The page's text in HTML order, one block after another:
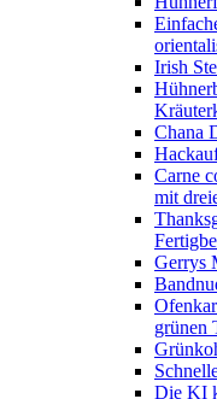
Irish
Chana
Carne
mit
Gerrys
grünen
Die KI